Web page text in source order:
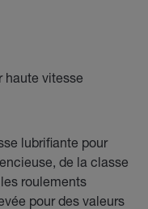
haute vitesse
lubrifiante pour
de la classe
roulements
pour des valeurs